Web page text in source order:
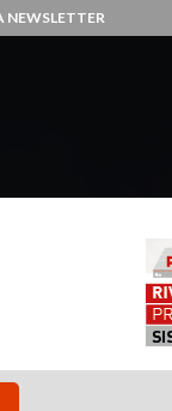
NEWSLETTER